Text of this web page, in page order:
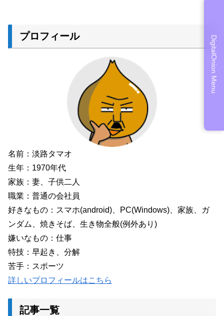
プロフィール
名前：淡路タマオ
生年：1970年代
家族：妻、子供二人
職業：普通の会社員
好きなもの：スマホ(android)、PC(Windows)、家族、ガ
ンダム、焼きそば、生き物全般(例外あり)
嫌いなもの：仕事
特技：早起き、分解
苦手：スポーツ
詳しいプロフィールはこちら
記事一覧
DigitalOnion Menu